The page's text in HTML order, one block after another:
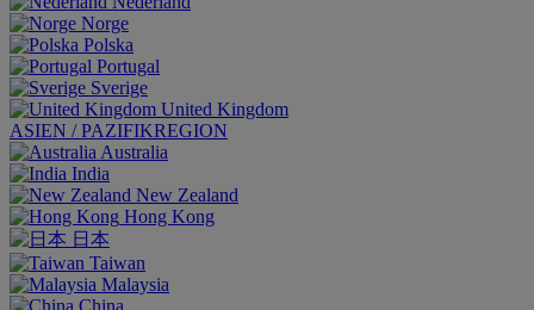
Norge
Polska
Portugal
Sverige
United Kingdom
ASIEN / PAZIFIKREGION
Australia
India
New Zealand
Hong Kong
日本
Taiwan
Malaysia
China